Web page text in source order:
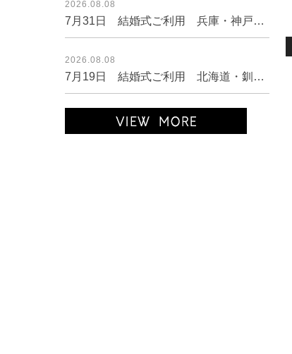
2026.08.08
7月31日 結婚式ご利用 兵庫・神戸エリア｜SR1-296NA-L（3点セット(バッグ)）
2026.08.08
7月19日 結婚式ご利用 北海道・釧路エリア｜CR1-335GR-M（3点セット(バッグ)）